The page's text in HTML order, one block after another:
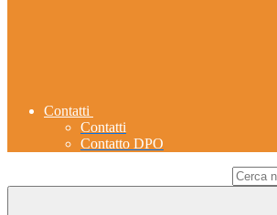
Contatti
Contatti
Contatto DPO